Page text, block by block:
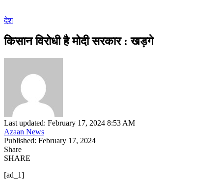
देश
किसान विरोधी है मोदी सरकार : खड़गे
Last updated: February 17, 2024 8:53 AM
Azaan News
Published: February 17, 2024
Share
SHARE
[ad_1]